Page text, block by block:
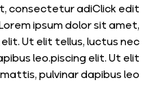
amet, consectetur
Lorem ipsum dolor sit
elit. Ut elit tellus,
dapibus leo.piscing elit.
mattis, pulvinar